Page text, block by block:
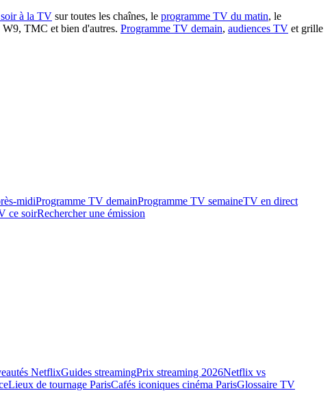
à la TV sur toutes les chaînes, le programme TV du matin, le
TMC et bien d'autres. Programme TV demain, audiences TV et grille
midiProgramme TV demainProgramme TV semaineTV en direct
ce soirRechercher une émission
NetflixGuides streamingPrix streaming 2026Netflix vs
Lieux de tournage ParisCafés iconiques cinéma ParisGlossaire TV